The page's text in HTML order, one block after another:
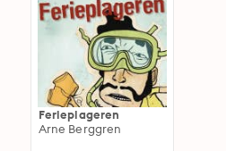
Ferieplageren
Arne Berggren